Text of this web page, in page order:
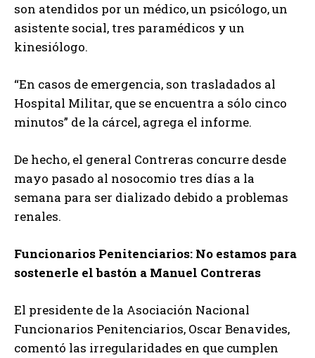
son atendidos por un médico, un psicólogo, un
asistente social, tres paramédicos y un
kinesiólogo.
“En casos de emergencia, son trasladados al
Hospital Militar, que se encuentra a sólo cinco
minutos” de la cárcel, agrega el informe.
De hecho, el general Contreras concurre desde
mayo pasado al nosocomio tres días a la
semana para ser dializado debido a problemas
renales.
Funcionarios Penitenciarios: No estamos para
sostenerle el bastón a Manuel Contreras
El presidente de la Asociación Nacional
Funcionarios Penitenciarios, Oscar Benavides,
comentó las irregularidades en que cumplen